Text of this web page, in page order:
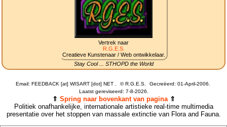
Vertrek naar
R.G.E.S.
Creatieve Kunstenaar / Web ontwikkelaar.
Stay Cool ... STHOPD the World
Email: FEEDBACK [at] WISART [dot] NET . ©R.G.E.S.
Gecreëerd: 01-April-2006.
Laatst gereviseerd: 7-8-2026.
⇑ Spring naar bovenkant van pagina⇑
Politiek onafhankelijke, internationale artistieke real-time multimedia
presentatie over het stoppen van massale extinctie van Flora and Fauna.